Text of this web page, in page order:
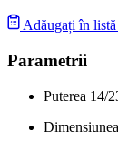
Adăugați în listă
Parametrii
Puterea 14/
Dimensiunea